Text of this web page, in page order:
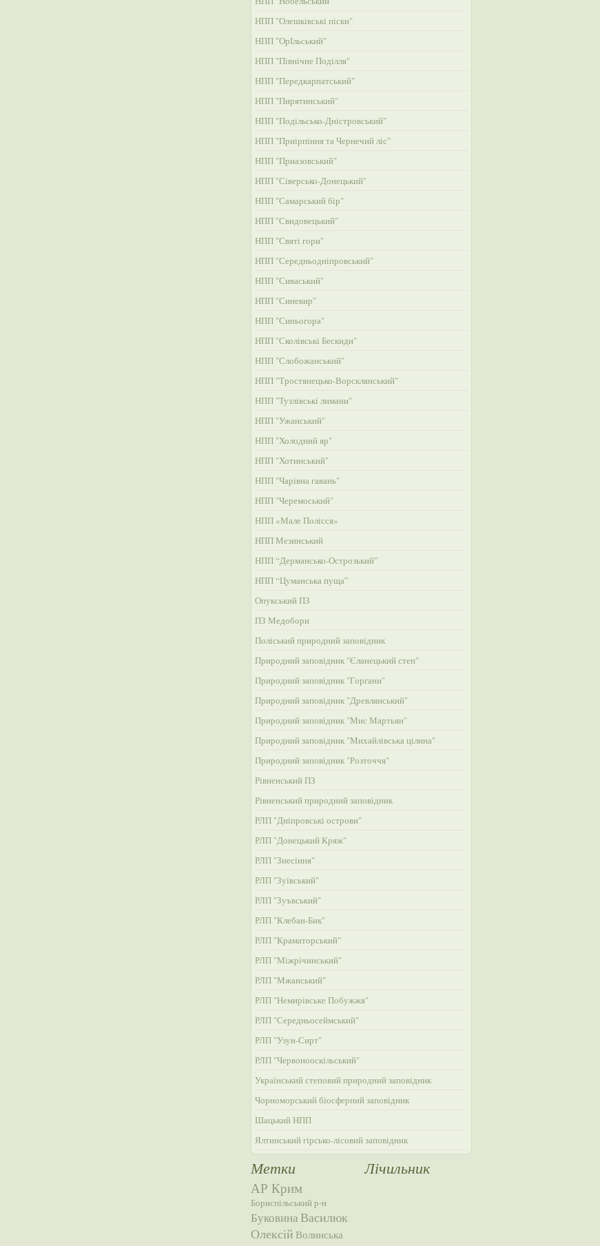
НПП "Олешківські піски"
НПП "ОрІльський"
НПП "Північне Поділля"
НПП "Передкарпатський"
НПП "Пирятинський"
НПП "Подільсько-Дністровський"
НПП "Приірпіння та Чернечий ліс"
НПП "Приазовський"
НПП "Сіверсько-Донецький"
НПП "Самарський бір"
НПП "Свидовецький"
НПП "Святі гори"
НПП "Середньодніпровський"
НПП "Сиваський"
НПП "Синевир"
НПП "Синьогора"
НПП "Сколівські Бескиди"
НПП "Слобожанський"
НПП "Тростянецько-Ворсклянський"
НПП "Тузлівські лимани"
НПП "Ужанський"
НПП "Холодний яр"
НПП "Хотинський"
НПП "Чарівна гавань"
НПП "Черемоський"
НПП «Мале Полісся»
НПП Мезинський
НПП “Дермансько-Острозький”
НПП “Цуманська пуща”
Опукський ПЗ
ПЗ Медобори
Поліський природний заповідник
Природний заповідник "Єланецький степ"
Природний заповідник "Горгани"
Природний заповідник "Древлянський"
Природний заповідник "Мис Мартьян"
Природний заповідник "Михайлівська цілина"
Природний заповідник "Розточчя"
Рівненський ПЗ
Рівненський природний заповідник
РЛП "Дніпровські острови"
РЛП "Донецький Кряж"
РЛП "Знесіння"
РЛП "Зуївський"
РЛП "Зуъвський"
РЛП "Клебан-Бик"
РЛП "Краматорський"
РЛП "Міжрічинський"
РЛП "Мжанський"
РЛП "Немирівське Побужжя"
РЛП "Середньосеймський"
РЛП "Узун-Сирт"
РЛП "Червонооскільський"
Український степовий природний заповідник
Чорноморський біосферний заповідник
Шацький НПП
Ялтинський гірсько-лісовий заповідник
Метки
АР Крим
Бориспільський р-н
Буковина Василюк
Олексій Волинська
Лічильник